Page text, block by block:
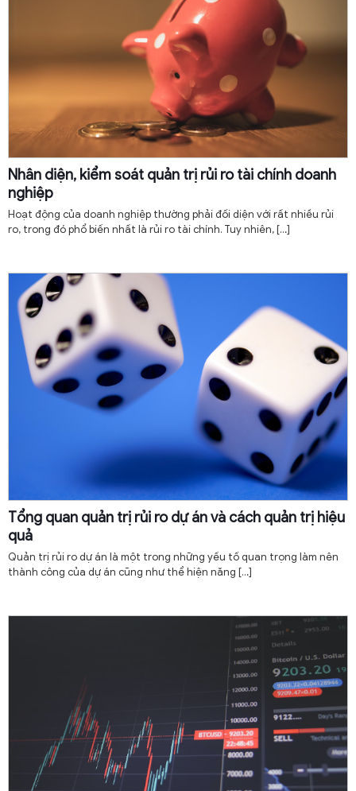
Nhân diện, kiểm soát quản trị rủi ro tài chính doanh
nghiệp
Hoạt động của doanh nghiệp thường phải đối diện với rất nhiều rủi
ro, trong đó phổ biến nhất là rủi ro tài chính. Tuy nhiên,[…]
Tổng quan quản trị rủi ro dự án và cách quản trị hiệu
quả
Quản trị rủi ro dự án là một trong những yếu tố quan trọng làm nên
thành công của dự án cũng như thể hiện năng […]